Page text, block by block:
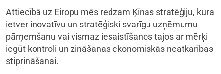
Attiecībā uz Eiropu mēs redzam Ķīnas stratēģiju, kura
ietver inovatīvu un stratēģiski svarīgu uzņēmumu
pārņemšanu vai vismaz iesaistīšanos tajos ar mērķi
iegūt kontroli un zināšanas ekonomiskās neatkarības
stiprināšanai.